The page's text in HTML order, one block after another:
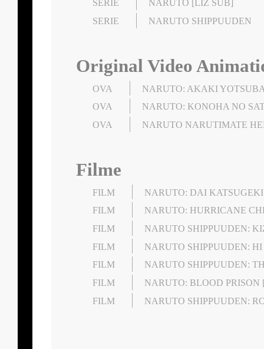
SERIE
NARUTO [LIZ SUB]
SERIE
NARUTO SHIPPUUDEN
Original Video
OVA
NARUTO: AKAKI
OVA
NARUTO: KONOHA NO
OVA
NARUTO NARUTIMATE
Filme
FILM
NARUTO: DAI
FILM
NARUTO: HURRICANE
FILM
NARUTO SHIPPUUDEN:
FILM
NARUTO SHIPPUUDEN:
FILM
NARUTO SHIPPUUDEN:
FILM
NARUTO: BLOOD PRISON
FILM
NARUTO SHIPPUUDEN: